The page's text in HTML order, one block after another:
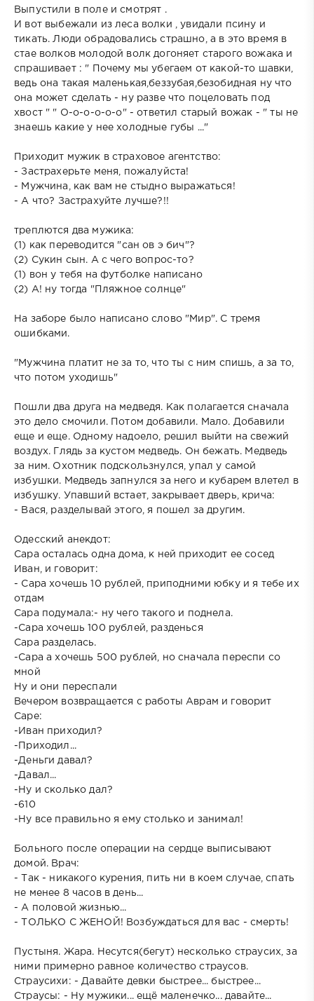
Выпустили в поле и смотрят .
И вот выбежали из леса волки , увидали псину и
тикать. Люди обрадовались страшно, а в это время в
стае волков молодой волк догоняет старого вожака и
спрашивает : " Почему мы убегаем от какой-то шавки,
ведь она такая маленькая,беззубая,безобидная ну что
она может сделать - ну разве что поцеловать под
хвост " " О-о-о-о-о-о" - ответил старый вожак - " ты не
знаешь какие у нее холодные губы ..."
Приходит мужик в страховое агентство:
- Застрахерьте меня, пожалуйста!
- Мужчина, как вам не стыдно выражаться!
- А что? Застрахуйте лучше?!!
тpеплются два мyжика:
(1) как пеpеводится "сан ов э бич"?
(2) Сyкин сын. А с чего вопpос-то?
(1) вон y тебя на фyтболке написано
(2) А! нy тогда "Пляжное солнце"
На заборе было написано слово "Мир". С тремя
ошибками.
"Мужчина платит не за то, что ты с ним спишь, а за то,
что потом уходишь"
Пошли два друга на медведя. Как полагается сначала
это дело смочили. Потом добавили. Мало. Добавили
еще и еще. Одному надоело, решил выйти на свежий
воздух. Глядь за кустом медведь. Он бежать. Медведь
за ним. Охотник подскользнулся, упал у самой
избушки. Медведь запнулся за него и кубарем влетел в
избушку. Упавший встает, закрывает дверь, крича:
- Вася, разделывай этого, я пошел за другим.
Одесский анекдот:
Сара осталась одна дома, к ней приходит ее сосед
Иван, и говорит:
- Сара хочешь 10 рублей, приподними юбку и я тебе их
отдам
Сара подумала:- ну чего такого и поднела.
-Сара хочешь 100 рублей, разденься
Сара разделась.
-Сара а хочешь 500 рублей, но сначала переспи со
мной
Ну и они переспали
Вечером возвращается с работы Аврам и говорит
Саре:
-Иван приходил?
-Приходил...
-Деньги давал?
-Давал...
-Ну и сколько дал?
-610
-Ну все правильно я ему столько и занимал!
Больного после операции на сердце выписывают
домой. Врач:
- Так - никакого курения, пить ни в коем случае, спать
не менее 8 часов в день...
- А половой жизнью...
- ТОЛЬКО С ЖЕНОЙ! Возбуждаться для вас - смерть!
Пустыня. Жара. Несутся(бегут) несколько страусих, за
ними примерно равное количество страусов.
Страусихи: - Давайте девки быстрее... быстрее...
Страусы: - Ну мужики... ещё маленечко... давайте...